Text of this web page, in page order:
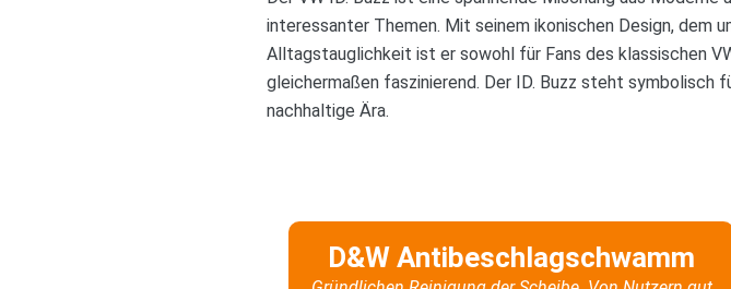
interessanter Themen. Mit seinem ikonischen Design, dem
Alltagstauglichkeit ist er sowohl für Fans des klassischen
gleichermaßen faszinierend. Der ID. Buzz steht symbolisch
nachhaltige Ära.
D&W Antibeschlagschwamm